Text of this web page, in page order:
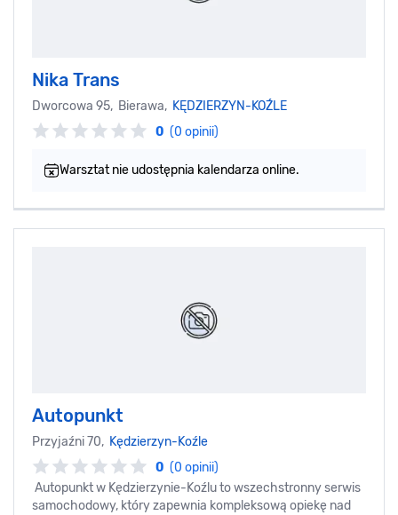
Nika Trans
Dworcowa 95, Bierawa, KĘDZIERZYN-KOŹLE
0 (0 opinii)
Warsztat nie udostępnia kalendarza online.
Autopunkt
Przyjaźni 70, Kędzierzyn-Koźle
0 (0 opinii)
Autopunkt w Kędzierzynie-Koźlu to wszechstronny serwis
samochodowy, który zapewnia kompleksową opiekę nad